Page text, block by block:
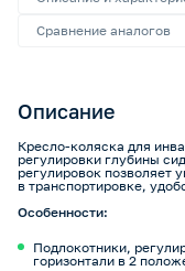
Сравнение аналогов
Описание
Кресло-коляска для
регулировки глубины
регулировок позволяет
в транспортировке,
Особенности:
Подлокотники,
горизонтали в 2